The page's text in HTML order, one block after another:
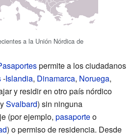
a la Unión Nórdica de
permite a los ciudadanos
-Islandia, Dinamarca, Noruega,
y residir en otro país nórdico
ySvalbard) sin ninguna
(por ejemplo, pasaporteo
) o permiso de residencia. Desde